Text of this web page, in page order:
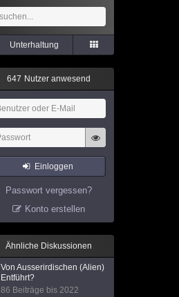
Unterhaltung
647 Nutzer anwesend
Einloggen
Passwort vergessen?
Konto erstellen
Ähnliche Diskussionen
Von Ausserirdischen (Alien)
Entführt?
86 Beiträge bis 2022